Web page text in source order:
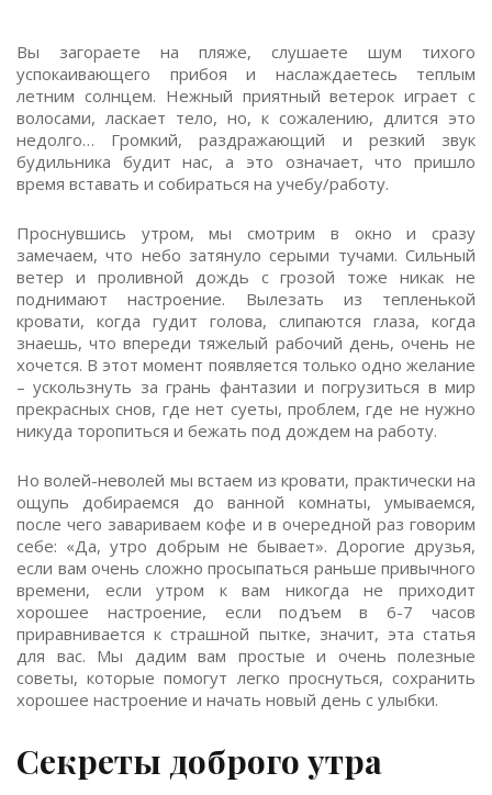
Вы загораете на пляже, слушаете шум тихого
успокаивающего прибоя и наслаждаетесь теплым
летним солнцем. Нежный приятный ветерок играет с
волосами, ласкает тело, но, к сожалению, длится это
недолго… Громкий, раздражающий и резкий звук
будильника будит нас, а это означает, что пришло
время вставать и собираться на учебу/работу.
Проснувшись утром, мы смотрим в окно и сразу
замечаем, что небо затянуло серыми тучами. Сильный
ветер и проливной дождь с грозой тоже никак не
поднимают настроение. Вылезать из тепленькой
кровати, когда гудит голова, слипаются глаза, когда
знаешь, что впереди тяжелый рабочий день, очень не
хочется. В этот момент появляется только одно желание
– ускользнуть за грань фантазии и погрузиться в мир
прекрасных снов, где нет суеты, проблем, где не нужно
никуда торопиться и бежать под дождем на работу.
Но волей-неволей мы встаем из кровати, практически на
ощупь добираемся до ванной комнаты, умываемся,
после чего завариваем кофе и в очередной раз говорим
себе: «Да, утро добрым не бывает». Дорогие друзья,
если вам очень сложно просыпаться раньше привычного
времени, если утром к вам никогда не приходит
хорошее настроение, если подъем в 6-7 часов
приравнивается к страшной пытке, значит, эта статья
для вас. Мы дадим вам простые и очень полезные
советы, которые помогут легко проснуться, сохранить
хорошее настроение и начать новый день с улыбки.
Секреты доброго утра